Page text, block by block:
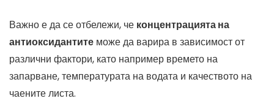
Важно е да се отбележи, че концентрацията на
антиоксидантите може да варира в зависимост от
различни фактори, като например времето на
запарване, температурата на водата и качеството на
чаените листа.